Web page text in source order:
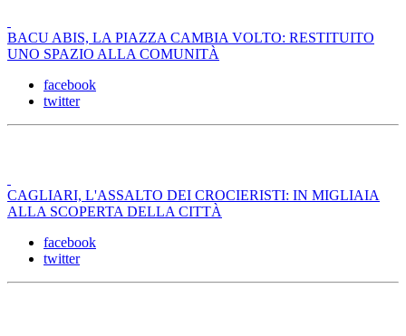
BACU ABIS, LA PIAZZA CAMBIA VOLTO: RESTITUITO
UNO SPAZIO ALLA COMUNITÀ
facebook
twitter
CAGLIARI, L'ASSALTO DEI CROCIERISTI: IN MIGLIAIA
ALLA SCOPERTA DELLA CITTÀ
facebook
twitter